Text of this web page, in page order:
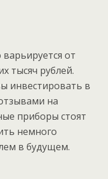
от
тысяч рублей.
инвестировать в
на
приборы стоят
немного
в будущем.